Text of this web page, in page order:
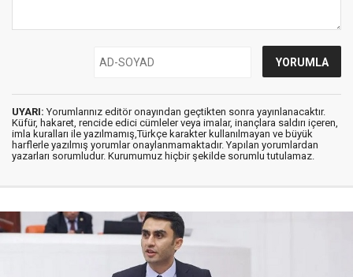
UYARI: Yorumlarınız editör onayından geçtikten sonra yayınlanacaktır.
Küfür, hakaret, rencide edici cümleler veya imalar, inançlara saldırı içeren,
imla kuralları ile yazılmamış,Türkçe karakter kullanılmayan ve büyük
harflerle yazılmış yorumlar onaylanmamaktadır. Yapılan yorumlardan
yazarları sorumludur. Kurumumuz hiçbir şekilde sorumlu tutulamaz.